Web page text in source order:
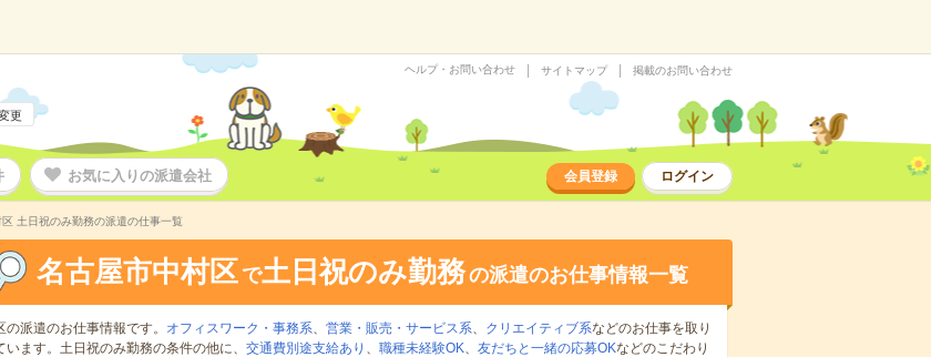
更
ヘルプ・お問い合わせ サイトマップ 掲載のお問い合わせ
お気に入りの派遣会社 会員登録 ログイン
土日祝のみ勤務の派遣の仕事一覧
名古屋市中村区 で土日祝のみ勤務の派遣のお仕事情報一覧
の派遣のお仕事情報です。 オフィスワーク・事務系、 営業・販売・サービス系、 クリエイティブ系などのお仕事を取り
います。土日祝のみ勤務の条件の他に、 交通費別途支給あり 、 職種未経験OK、 友だちと一緒の応募OKなどのこだわり